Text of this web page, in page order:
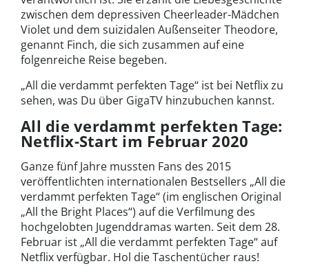
zwischen dem depressiven Cheerleader-Mädchen
Violet und dem suizidalen Außenseiter Theodore,
genannt Finch, die sich zusammen auf eine
folgenreiche Reise begeben.
„All die verdammt perfekten Tage“ ist bei Netflix zu
sehen, was Du über GigaTV hinzubuchen kannst.
All die verdammt perfekten Tage:
Netflix-Start im Februar 2020
Ganze fünf Jahre mussten Fans des 2015
veröffentlichten internationalen Bestsellers „All die
verdammt perfekten Tage“ (im englischen Original
„All the Bright Places“) auf die Verfilmung des
hochgelobten Jugenddramas warten. Seit dem 28.
Februar ist „All die verdammt perfekten Tage“ auf
Netflix verfügbar. Hol die Taschentücher raus!